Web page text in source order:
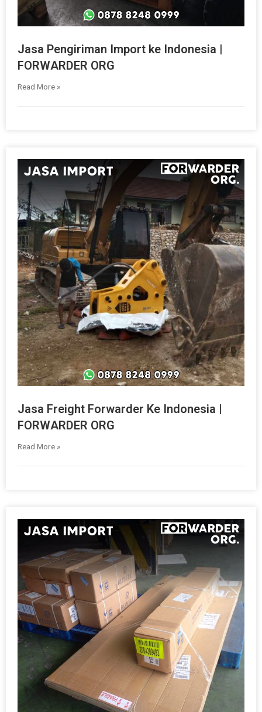
Jasa Pengiriman Import ke Indonesia |
FORWARDER ORG
Read More »
Jasa Freight Forwarder Ke Indonesia |
FORWARDER ORG
Read More »